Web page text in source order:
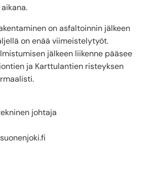
on asfaltoinnin jälkeen
on enää viimeistelytyöt.
jälkeen liikenne pääsee
ja Karttulantien risteyksen
johtaja